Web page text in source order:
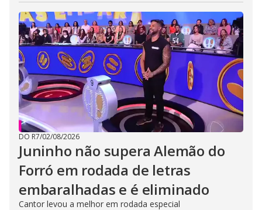
DO R7/02/08/2026
Juninho não supera Alemão do
Forró em rodada de letras
embaralhadas e é eliminado
Cantor levou a melhor em rodada especial